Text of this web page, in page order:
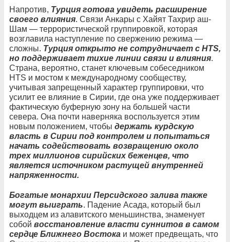
Напротив, Турция готова увидеть расширение
своего влияния. Связи Анкары с Хайят Тахрир аш-
Шам — террористической группировкой, которая
возглавила наступление по свержению режима —
сложны. Турция открыто не сотрудничает с HTS,
но поддерживает тихие линии связи и влияния.
Страна, вероятно, станет ключевым собеседником
HTS и мостом к международному сообществу,
учитывая запрещенный характер группировки, что
усилит ее влияние в Сирии, где она уже поддерживает
фактическую буферную зону на большей части
севера. Она почти наверняка воспользуется этим
новым положением, чтобы держать курдскую
власть в Сирии под контролем и попытаться
начать содействовать возвращению около
трех миллионов сирийских беженцев, что
является источником растущей внутренней
напряженности.
Богатые монархии Персидского залива также
могут выиграть. Падение Асада, который был
выходцем из алавитского меньшинства, знаменует
собой восстановление власти суннитов в самом
сердце Ближнего Востока и может предвещать, что